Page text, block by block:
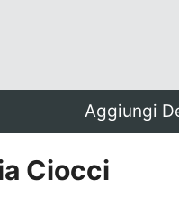
Aggiungi
Ciocci